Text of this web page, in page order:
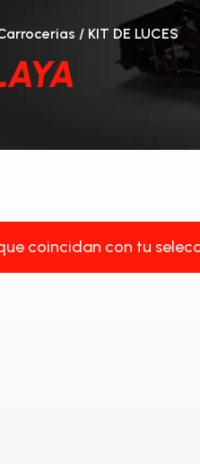
/ KIT DE LUCES
coincidan con tu